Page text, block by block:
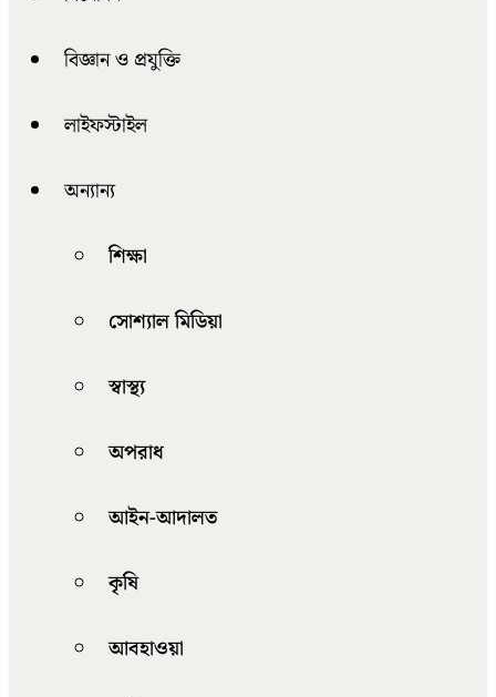
বিজ্ঞান ও প্রযুক্তি
লাইফস্টাইল
অন্যান্য
শিক্ষা
সোশ্যাল মিডিয়া
স্বাস্থ্য
অপরাধ
আইন-আদালত
কৃষি
আবহাওয়া